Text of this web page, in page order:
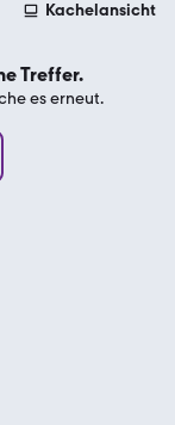
Kachelansicht
Treffer.
es erneut.